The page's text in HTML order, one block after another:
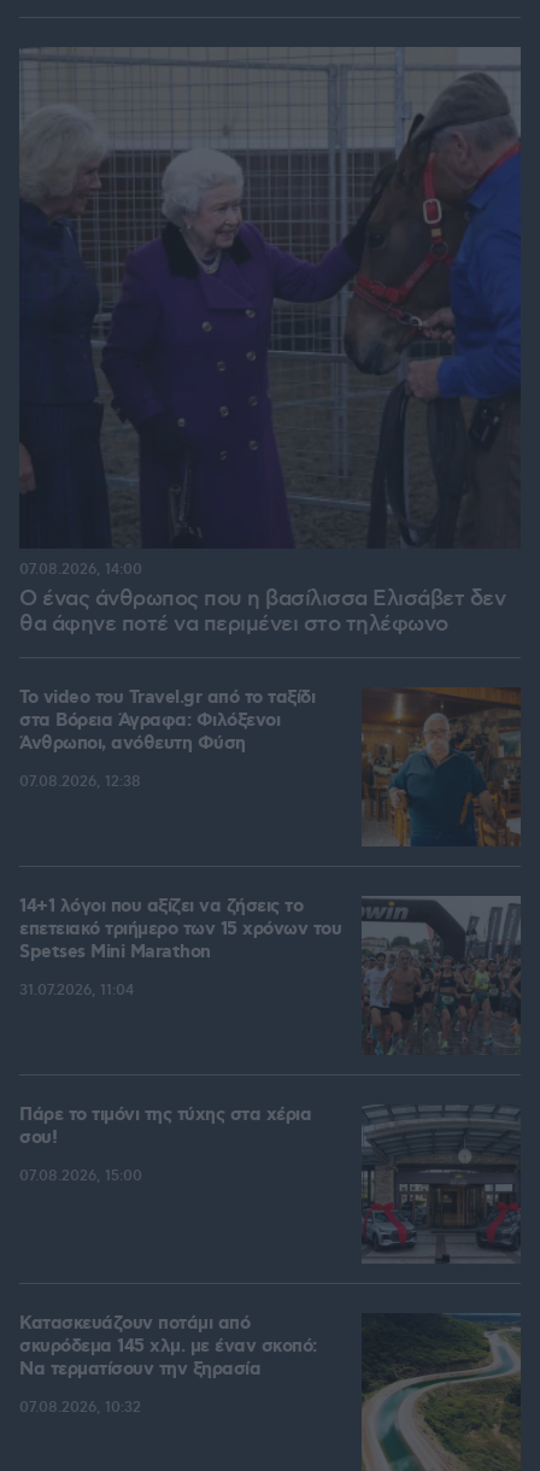
Ο ένας άνθρωπος που η βασίλισσα Ελισάβετ δεν
θα άφηνε ποτέ να περιμένει στο τηλέφωνο
07.08.2026, 14:00
To video του Travel.gr από το ταξίδι
στα Βόρεια Άγραφα: Φιλόξενοι
Άνθρωποι, ανόθευτη Φύση
07.08.2026, 12:38
14+1 λόγοι που αξίζει να ζήσεις το
επετειακό τριήμερο των 15 χρόνων του
Spetses Mini Marathon
31.07.2026, 11:04
Πάρε το τιμόνι της τύχης στα χέρια
σου!
07.08.2026, 15:00
Κατασκευάζουν ποτάμι από
σκυρόδεμα 145 χλμ. με έναν σκοπό:
Να τερματίσουν την ξηρασία
07.08.2026, 10:32